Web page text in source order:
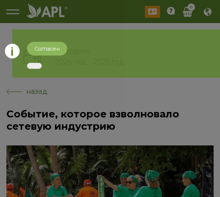
0
История
назад
Событие, которое взволновало
сетевую индустрию
Согласен